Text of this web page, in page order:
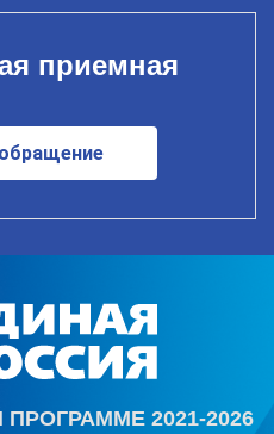
приемная
2021-2026